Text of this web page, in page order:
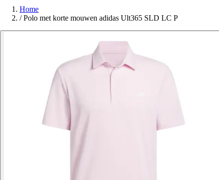
Home
/ Polo met korte mouwen adidas Ult365 SLD LC P